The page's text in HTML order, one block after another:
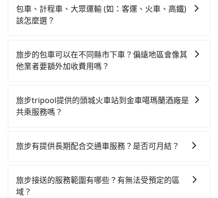
的罰單都需自付。再者，和運的iRent只提供最基本的車
型，如Toyota Yaris、Prius C、Vios這類乘坐體驗較差
況，打開車門才發現仍有上一組乘客遺留的垃圾或者撞
凹的車門仍未被修理，每一次租車都好像在開樂透一
車位，對於急著用車或者要載其他乘客的人來說就有不
小的風險。最後，雖然路邊隨租隨還看似方便，但實際
就顯得非常不便。
有合法計程車約750輛，計程車密度為雙北的0.9%，也
就是說要臨時叫到小黃的難度是台北或新北的100倍之
坑受騙。雖然頭城火車站到金車噶瑪蘭酒廠的跳表小黃
可能較為便宜，但仍有臨時攔不到車以及計程車司機不
tripool，可能更適合你。
折優惠，只需在預定去程時勾選下方選項：「預定來
回，價錢更優惠」，即可獲取回程95折折價券，供您預
包車、計程車、大眾運輸 (如：客運、火車、高鐵)
該怎麼選？
擇： 預算：不同交通工具價格不同，可先確定您的預
算。計程車最貴，而大眾運輸通常較便宜。 行程：需多
車。 旅行人數：人數多時包車較方便舒適且每個人攤提
下來的車資也比較便宜，人數少可搭乘大眾運輸或計程
和方便性可選包車和計程車，喜歡探險和體驗當地文化
旅步的包車可以在不同縣市下車？偏遠地區會像其
他業者要額外加收費用嗎？
於偏遠地區，我們提供的價格已經包含了所有基本的費
用，不會像其他業者那樣收取額外費用。但如果您需要
詢到具體的費用。
旅步tripool提供的頭城火車站到金車噶瑪蘭酒廠是
共乘服務嗎？
預約時都依照乘客需求做選擇。如需專車接送，車內除
性調度安排，路線上會盡可能以順路為優先，載客數也
不會超過座位的上限。
旅步有提供長期配合交通車服務？是否可月結？
booking@tripool.app聯繫我們，我們的專人將協助回
覆您的需求，並確認是否能安排符合您需求的用車服
旅步接送的服務範圍有哪些？有無法受預定的區
域？